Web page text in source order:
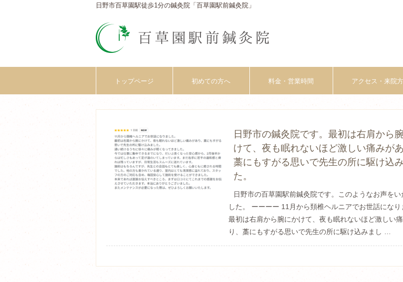
日野市百草園駅徒歩1分の鍼灸院「百草園駅前鍼灸院」
トップページ 初めての方へ 料金・営業時間 アクセス・来院
日野市の鍼灸院です。最初は右肩から
けて、夜も眠れないほど激しい痛みがあ
藁にもすがる思いで先生の所に駆け込
た。
日野市の百草園駅前鍼灸院です。このようなお声をい
した。 ーーーー 11月から頚椎ヘルニアでお世話になり
最初は右肩から腕にかけて、夜も眠れないほど激しい
り、藁にもすがる思いで先生の所に駆け込みまし …